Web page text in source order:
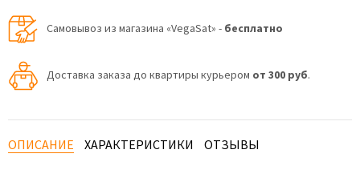
Самовывоз из магазина «VegaSat» - бесплатно
Доставка заказа до квартиры курьером от 300 руб.
ОПИСАНИЕ ХАРАКТЕРИСТИКИ ОТЗЫВЫ